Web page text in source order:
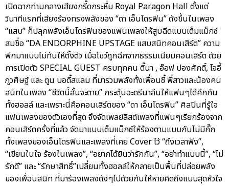
เปิดฉากท่ามกลางเสียงกรี๊ดกระหึ่ม Royal Paragon Hall ตั้งแต่
วินาทีแรกที่เสียงร้องทรงพลังของ “ดา เอ็นโดรฟิน” ดังขึ้นในเพลง
“แสบ” ก็ปลุกพลังเอ็นโดรฟินของแฟนเพลงให้สูบฉีดแบบเต็มแม็กซ์
สมชื่อ “DA ENDORPHINE UPSTAGE แสบสนิทคอนเสิร์ต” ความ
พีกมาแบบไม่ทันให้ตั้งตัว เมื่อโชว์ถูกฉีกจากธรรมเนียมคอนเสิร์ต ด้วย
การเปิดตัว SPECIAL GUEST ครบทุกคน ติ๊นา , อ๊อฟ ปองศักดิ์, โจอี้
ภูวศิษฐ์ และ ตูน บอดี้สแลม ที่มารวมพลังทั้งเพื่อนซี้ พี่สาวและน้องคน
สนิทในเพลง “ชีวิตนี้สั้นจะตาย” กระตุ้นอะดรีนาลีนให้แฟนๆได้คึกกัน
ทั้งฮอลล์ และเพราะนี่คือคอนเสิร์ตของ “ดา เอ็นโดรฟิน” ศิลปินที่รู้ใจ
แฟนเพลงของตัวเองที่สุด จึงจัดเพลย์ลิสต์เพลงที่แฟนๆเรียกร้องจาก
คอนเสิร์ตครั้งที่แล้ว จัดมาแบบเต็มแม็กซ์ให้ร้องตามแบบกันไม่มีกั๊ก
ทั้งเพลงของเอ็นโดรฟินและเพลงที่เคย Cover ไว้ “ถึงเวลาฟัง”,
“เขียนในใจ ร้องในเพลง”, “อยากได้ยินว่ารักกัน”, “อย่าทำแบบนี้”, “ไม่
รักดี” และ “รักษาสิทธิ์”เปลี่ยนทั้งฮอลล์ให้กลายเป็นพื้นที่ปล่อยพลัง
ของเพื่อนสนิท ที่มาร้องเพลงดังๆไปด้วยกันให้หายคิดถึงแบบสุดหัวใจ